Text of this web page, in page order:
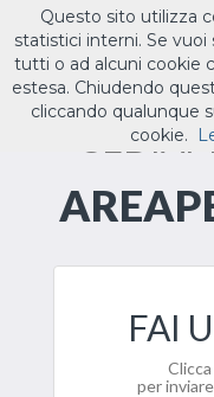
ILTUO.IT
FAI
per
Questo sito utilizza
statistici interni. Se vuoi
tutti o ad alcuni cookie
estesa. Chiudendo
cliccando qualunque
cookie.